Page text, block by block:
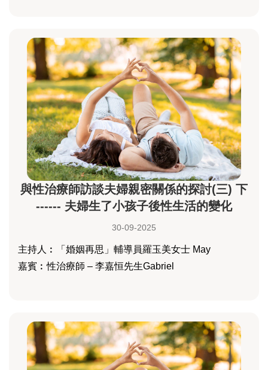
與性治療師訪談夫婦親密關係的探討(三) 下
------ 夫婦生了小孩子後性生活的變化
30-09-2025
主持人︰「婚姻再思」輔導員羅玉美女士 May
嘉賓︰性治療師 – 李嘉恒先生Gabriel